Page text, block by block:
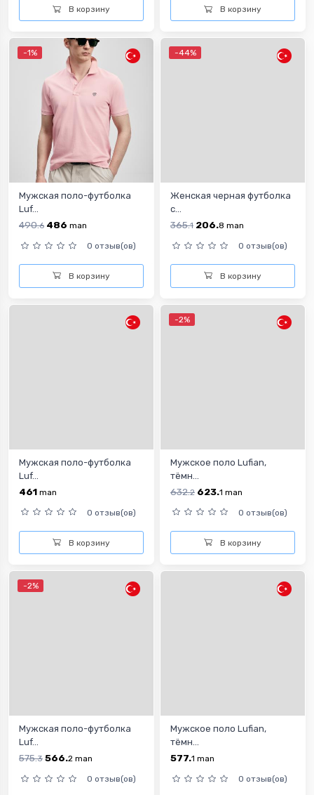
В корзину В корзину
-1%
Мужская поло-футболка
Luf...
490.6 486 man
0 отзыв(ов)
В корзину
-44%
Женская черная футболка
с...
365.1 206.8 man
0 отзыв(ов)
В корзину
Мужская поло-футболка
Luf...
461 man
0 отзыв(ов)
В корзину
-2%
Мужское поло Lufian,
тёмн...
632.2 623.1 man
0 отзыв(ов)
В корзину
-2%
Мужская поло-футболка
Luf...
575.3 566.2 man
0 отзыв(ов)
Мужское поло Lufian,
тёмн...
577.1 man
0 отзыв(ов)